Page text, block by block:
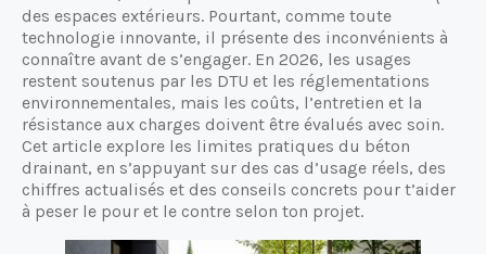
des espaces extérieurs. Pourtant, comme toute
technologie innovante, il présente des inconvénients à
connaître avant de s’engager. En 2026, les usages
restent soutenus par les DTU et les réglementations
environnementales, mais les coûts, l’entretien et la
résistance aux charges doivent être évalués avec soin.
Cet article explore les limites pratiques du béton
drainant, en s’appuyant sur des cas d’usage réels, des
chiffres actualisés et des conseils concrets pour t’aider
à peser le pour et le contre selon ton projet.